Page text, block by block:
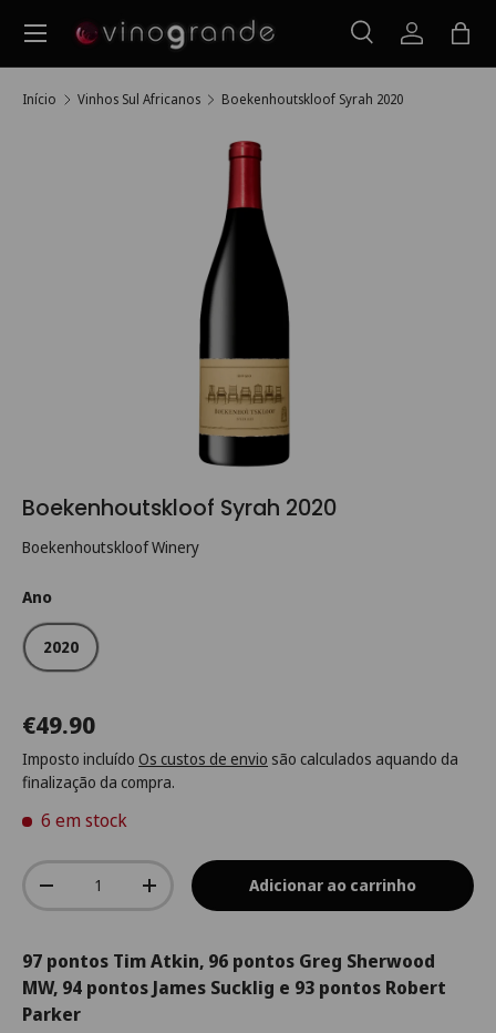
Ir para o conteúdo
Pesquisar
PesquisarIniciarSaco
Menu
Início Vinhos Sul Africanos Boekenhoutskloof Syrah 2020
Boekenhoutskloof Syrah 2020
Boekenhoutskloof Winery
Ano
2020
€49.90
Imposto incluído Os custos de envio são calculados aquando da
finalização da compra.
6 em stock
Qtd.
-
+ Adicionar ao carrinho
97 pontos Tim Atkin, 96 pontos Greg Sherwood
MW, 94 pontos James Sucklig e 93 pontos Robert
Parker